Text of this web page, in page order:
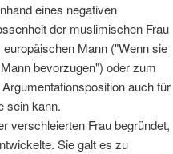
eines negativen
der muslimischen Frau
Mann ("Wenn sie
bevorzugen") oder zum
auch für
sein kann.
verschleierten Frau begründet,
Sie galt es zu